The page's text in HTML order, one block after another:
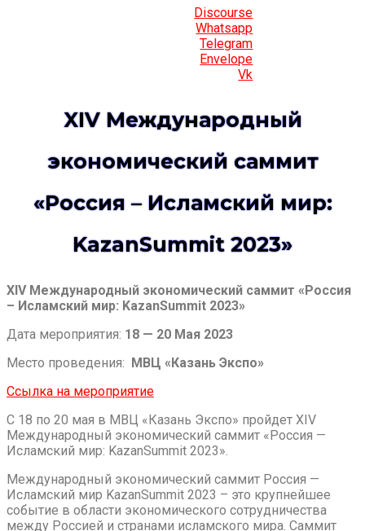
Discourse
Whatsapp
Telegram
Envelope
Vk
XIV Международный
экономический саммит
«Россия – Исламский мир:
KazanSummit 2023»
XIV Международный экономический саммит «Россия
– Исламский мир: KazanSummit 2023»
Дата мероприятия: 18 — 20 Мая 2023
Место проведения: МВЦ «Казань Экспо»
Ссылка на мероприятие
С 18 по 20 мая в МВЦ «Казань Экспо» пройдет ХIV
Международный экономический саммит «Россия —
Исламский мир: KazanSummit 2023».
Международный экономический саммит Россия —
Исламский мир KazanSummit 2023 – это крупнейшее
событие в области экономического сотрудничества
между Россией и странами исламского мира. Саммит